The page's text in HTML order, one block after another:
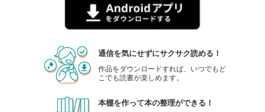
通信を気にせずにサクサク読める！
作品をダウンロードすれば、いつでもど
こでも読書が楽しめます。
本棚を作って本の整理ができる！